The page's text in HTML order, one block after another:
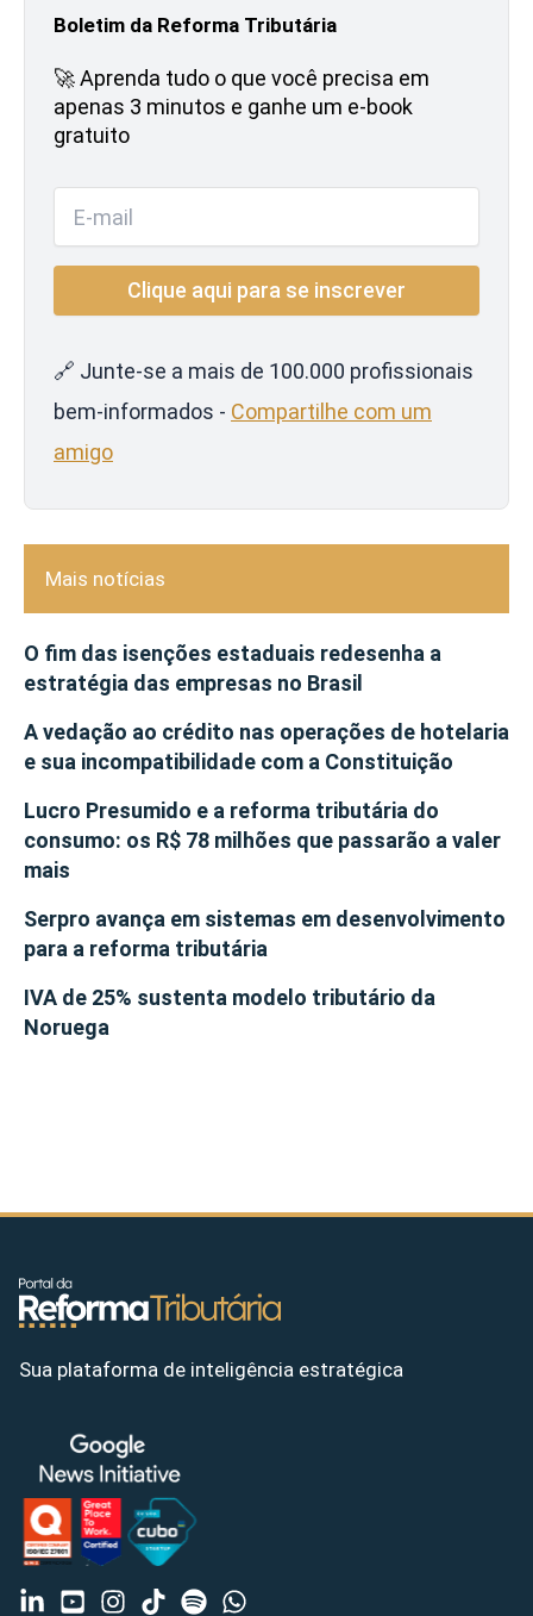
Boletim da Reforma Tributária
🚀 Aprenda tudo o que você precisa em
apenas 3 minutos e ganhe um e-book
gratuito
🔗 Junte-se a mais de 100.000 profissionais
bem-informados - Compartilhe com um
amigo
Mais notícias
O fim das isenções estaduais redesenha a
estratégia das empresas no Brasil
A vedação ao crédito nas operações de hotelaria
e sua incompatibilidade com a Constituição
Lucro Presumido e a reforma tributária do
consumo: os R$ 78 milhões que passarão a valer
mais
Serpro avança em sistemas em desenvolvimento
para a reforma tributária
IVA de 25% sustenta modelo tributário da
Noruega
Sua plataforma de inteligência estratégica